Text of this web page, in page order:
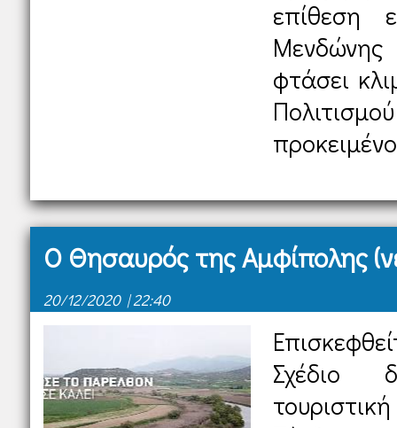
επίθεση
φτάσει
Ο Θησαυρός της Αμφίπολης
20/12/2020 | 22:40
Σχέδιο